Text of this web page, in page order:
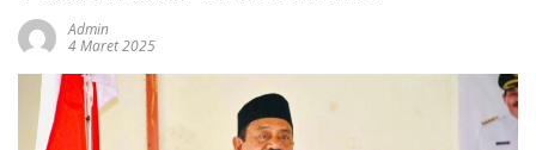
Admin
4 Maret 2025